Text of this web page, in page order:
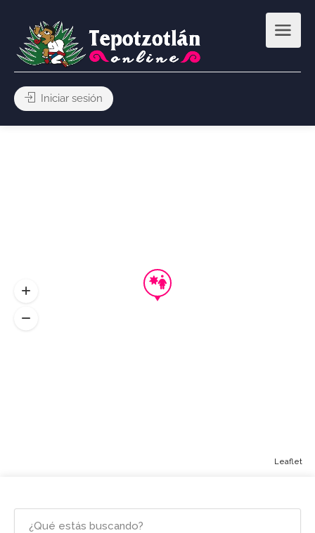
Iniciar sesión
Leaflet